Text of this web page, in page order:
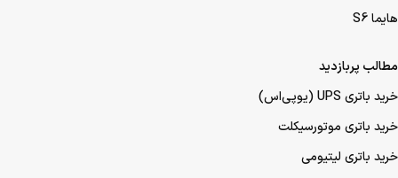
هایما S6
مطالب پربازدید
خرید باتری UPS (یو‌پی‌اس)
خرید باتری موتورسیکلت
خرید باتری لیتیومی